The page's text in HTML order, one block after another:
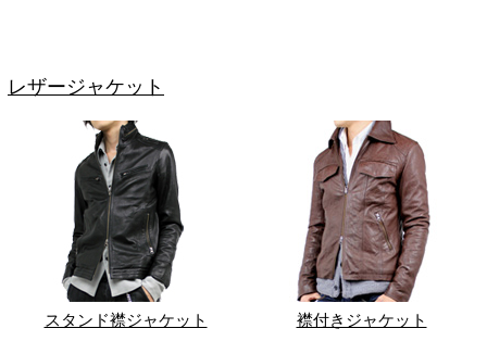
レザージャケット
スタンド襟ジャケット 襟付きジャケット